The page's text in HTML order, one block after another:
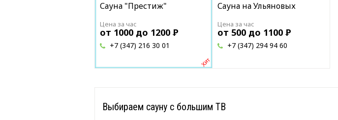
Сауна "Престиж"
Цена за час
от 1000 до 1200 Р
+7 (347) 216 30 01
Сауна на Ульяновых
Цена за час
от 500 до 1100 Р
+7 (347) 294 94 60
Выбираем сауну с большим ТВ